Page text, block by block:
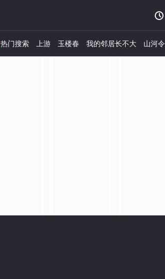

热门搜索 上游 玉楼春 我的邻居长不大 山河令